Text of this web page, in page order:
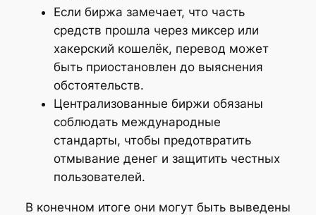
Если биржа замечает, что часть
средств прошла через миксер или
хакерский кошелёк, перевод может
быть приостановлен до выяснения
обстоятельств.
Централизованные биржи обязаны
соблюдать международные
стандарты, чтобы предотвратить
отмывание денег и защитить честных
пользователей.
В конечном итоге они могут быть выведены